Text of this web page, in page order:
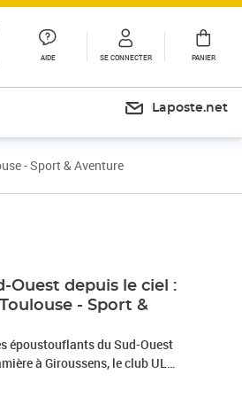
AIDE SE CONNECTER PANIER
Laposte.net
- Sport & Aventure
Ouest depuis le ciel :
- Sport &
époustouflants du Sud-Ouest
à Giroussens, le club ULM
! Montez aux côtés de